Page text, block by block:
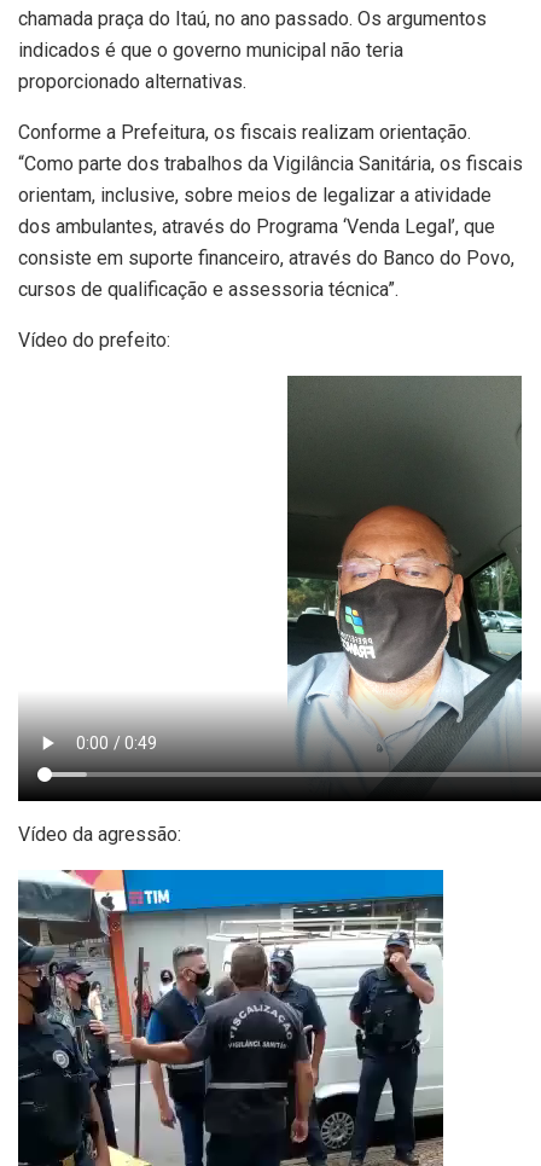
chamada praça do Itaú, no ano passado. Os argumentos
indicados é que o governo municipal não teria
proporcionado alternativas.
Conforme a Prefeitura, os fiscais realizam orientação.
“Como parte dos trabalhos da Vigilância Sanitária, os fiscais
orientam, inclusive, sobre meios de legalizar a atividade
dos ambulantes, através do Programa ‘Venda Legal’, que
consiste em suporte financeiro, através do Banco do Povo,
cursos de qualificação e assessoria técnica”.
Vídeo do prefeito:
Vídeo da agressão: